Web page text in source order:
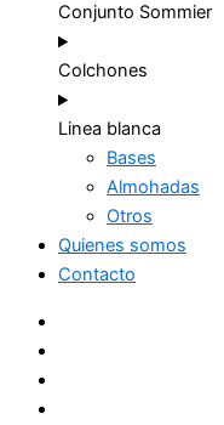
Conjunto Sommier
Colchones
Linea blanca
Bases
Almohadas
Otros
Quienes somos
Contacto